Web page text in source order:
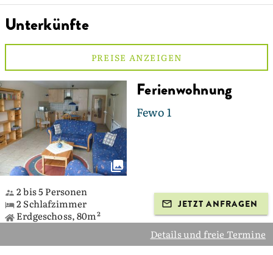
Unterkünfte
PREISE ANZEIGEN
Ferienwohnung
Fewo 1
2 bis 5 Personen
2 Schlafzimmer
Erdgeschoss, 80m²
JETZT ANFRAGEN
Details und freie Termine